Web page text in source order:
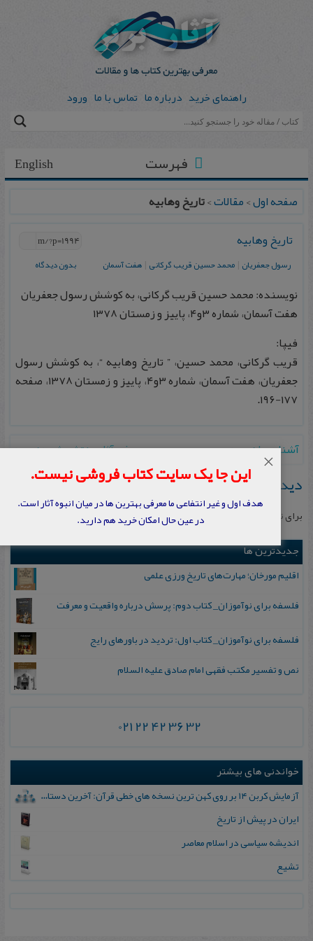
راهنمای خرید درباره ما تماس با ما ورود
English فهرست
صفحه اول>مقالات>تاريخ وهابيه
تاريخ وهابيه
رسول جعفريان |محمد حسين قريب گركانی |هفت آسمان بدون دیدگاه
نویسنده: محمد حسين قريب گركانی، به كوشش رسول جعفريان
هفت آسمان، شماره ۳و۴، پاييز و زمستان ۱۳۷۸
فیپا:
قريب گركانی، محمد حسين، ” تاريخ وهابيه “، به كوشش رسول
جعفريان، هفت آسمان، شماره ۳و۴، پاييز و زمستان ۱۳۷۸، صفحه
۱۷۷-۱۹۶.
←معرفی آثار منتشر شده زيديه آشنايی با زيديه→
دیدگاهتان را بنویسید
برای نوشتن دیدگاه باید وارد بشوید.
جدیدترین ها
اقلیم مورخان؛ مهارت‌های تاریخ ورزی علمی
فلسفه برای نوآموزان_ کتاب دوم: پرسش درباره واقعیت و معرفت
فلسفه برای نوآموزان_ کتاب اول: تردید در باورهای رایج
نص و تفسیر مکتب فقهی امام صادق علیه السلام
021 22 42 36 32
خواندنی های بیشتر
آزمایش کربن ۱۴ بر روی کهن ترین نسخه های خطی قرآن: آخرین دستاوردها
ایران در پیش از تاریخ
اندیشه سیاسی در اسلام معاصر
تشیع
این جا یک سایت کتاب فروشی نیست.
هدف اول و غیر انتفاعی ما معرفی بهترین ها در میان انبوه آثار است.
در عین حال امکان خرید هم دارید.
×